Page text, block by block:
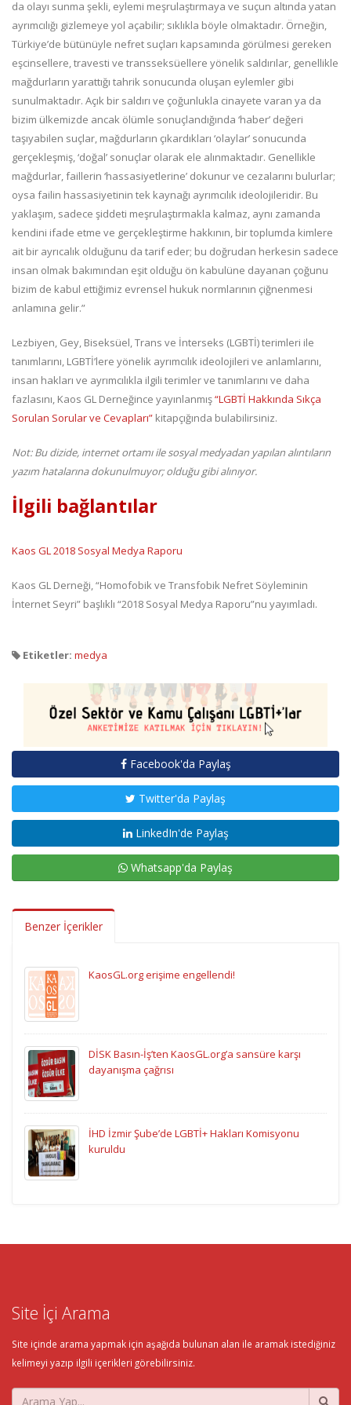
da olayı sunma şekli, eylemi meşrulaştırmaya ve suçun altında yatan
ayrımcılığı gizlemeye yol açabilir; sıklıkla böyle olmaktadır. Örneğin,
Türkiye’de bütünüyle nefret suçları kapsamında görülmesi gereken
eşcinsellere, travesti ve transseksüellere yönelik saldırılar, genellikle
mağdurların yarattığı tahrik sonucunda oluşan eylemler gibi
sunulmaktadır. Açık bir saldırı ve çoğunlukla cinayete varan ya da
bizim ülkemizde ancak ölümle sonuçlandığında ‘haber’ değeri
taşıyabilen suçlar, mağdurların çıkardıkları ‘olaylar’ sonucunda
gerçekleşmiş, ‘doğal’ sonuçlar olarak ele alınmaktadır. Genellikle
mağdurlar, faillerin ‘hassasiyetlerine’ dokunur ve cezalarını bulurlar;
oysa failin hassasiyetinin tek kaynağı ayrımcılık ideolojileridir. Bu
yaklaşım, sadece şiddeti meşrulaştırmakla kalmaz, aynı zamanda
kendini ifade etme ve gerçekleştirme hakkının, bir toplumda kimlere
ait bir ayrıcalık olduğunu da tarif eder; bu doğrudan herkesin sadece
insan olmak bakımından eşit olduğu ön kabulüne dayanan çoğunu
bizim de kabul ettiğimiz evrensel hukuk normlarının çiğnenmesi
anlamına gelir.”
Lezbiyen, Gey, Biseksüel, Trans ve İnterseks (LGBTİ) terimleri ile
tanımlarını, LGBTİ’lere yönelik ayrımcılık ideolojileri ve anlamlarını,
insan hakları ve ayrımcılıkla ilgili terimler ve tanımlarını ve daha
fazlasını, Kaos GL Derneğince yayınlanmış“LGBTİ Hakkında Sıkça
Sorulan Sorular ve Cevapları” kitapçığında bulabilirsiniz.
Not: Bu dizide, internet ortamı ile sosyal medyadan yapılan alıntıların
yazım hatalarına dokunulmuyor; olduğu gibi alınıyor.
İlgili bağlantılar
Kaos GL 2018 Sosyal Medya Raporu
Kaos GL Derneği, “Homofobik ve Transfobik Nefret Söyleminin
İnternet Seyri” başlıklı “2018 Sosyal Medya Raporu”nu yayımladı.
Etiketler: medya
Facebook'da Paylaş
Twitter'da Paylaş
LinkedIn'de Paylaş
Whatsapp'da Paylaş
Benzer İçerikler
KaosGL.org erişime engellendi!
DİSK Basın-İş’ten KaosGL.org’a sansüre karşı
dayanışma çağrısı
İHD İzmir Şube’de LGBTİ+ Hakları Komisyonu
kuruldu
Site İçi Arama
Site içinde arama yapmak için aşağıda bulunan alan ile aramak istediğiniz
kelimeyi yazıp ilgili içerikleri görebilirsiniz.